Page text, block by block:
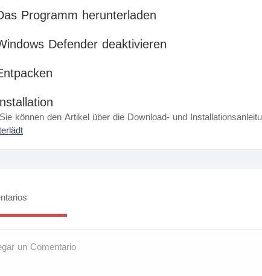
Programm herunterladen
Defender deaktivieren
können den Artikel über die Download- und